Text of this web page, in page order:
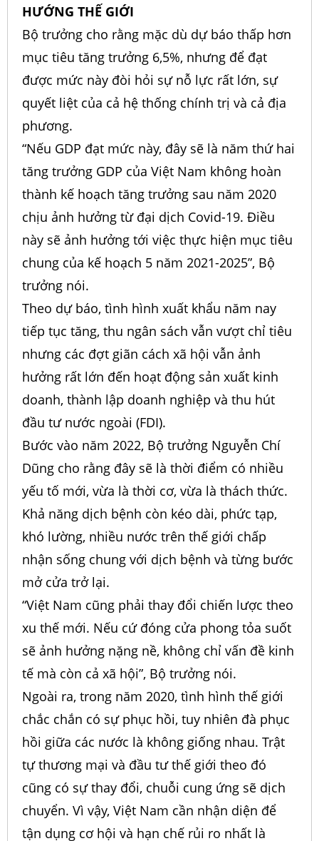
HƯỚNG THẾ GIỚI
Bộ trưởng cho rằng mặc dù dự báo thấp hơn
mục tiêu tăng trưởng 6,5%, nhưng để đạt
được mức này đòi hỏi sự nỗ lực rất lớn, sự
quyết liệt của cả hệ thống chính trị và cả địa
phương.
“Nếu GDP đạt mức này, đây sẽ là năm thứ hai
tăng trưởng GDP của Việt Nam không hoàn
thành kế hoạch tăng trưởng sau năm 2020
chịu ảnh hưởng từ đại dịch Covid-19. Điều
này sẽ ảnh hưởng tới việc thực hiện mục tiêu
chung của kế hoạch 5 năm 2021-2025”, Bộ
trưởng nói.
Theo dự báo, tình hình xuất khẩu năm nay
tiếp tục tăng, thu ngân sách vẫn vượt chỉ tiêu
nhưng các đợt giãn cách xã hội vẫn ảnh
hưởng rất lớn đến hoạt động sản xuất kinh
doanh, thành lập doanh nghiệp và thu hút
đầu tư nước ngoài (FDI).
Bước vào năm 2022, Bộ trưởng Nguyễn Chí
Dũng cho rằng đây sẽ là thời điểm có nhiều
yếu tố mới, vừa là thời cơ, vừa là thách thức.
Khả năng dịch bệnh còn kéo dài, phức tạp,
khó lường, nhiều nước trên thế giới chấp
nhận sống chung với dịch bệnh và từng bước
mở cửa trở lại.
“Việt Nam cũng phải thay đổi chiến lược theo
xu thế mới. Nếu cứ đóng cửa phong tỏa suốt
sẽ ảnh hưởng nặng nề, không chỉ vấn đề kinh
tế mà còn cả xã hội”, Bộ trưởng nói.
Ngoài ra, trong năm 2020, tình hình thế giới
chắc chắn có sự phục hồi, tuy nhiên đà phục
hồi giữa các nước là không giống nhau. Trật
tự thương mại và đầu tư thế giới theo đó
cũng có sự thay đổi, chuỗi cung ứng sẽ dịch
chuyển. Vì vậy, Việt Nam cần nhận diện để
tận dụng cơ hội và hạn chế rủi ro nhất là